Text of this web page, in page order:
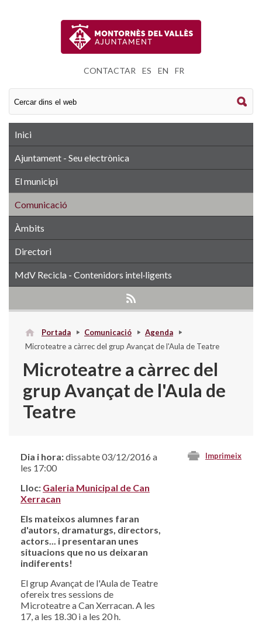
CONTACTAR ES EN FR
Inici
Ajuntament - Seu electrònica
El municipi
Comunicació
Àmbits
Directori
MdV Recicla - Contenidors intel·ligents
Portada Comunicació
Agenda
Microteatre a càrrec del grup Avançat de l'Aula de Teatre
Microteatre a càrrec del
grup Avançat de l'Aula de
Teatre
Imprimeix
Dia i hora:dissabte 03/12/2016 a
les 17:00
Lloc: Galeria Municipal de Can
Xerracan
Els mateixos alumnes faran
d'autors, dramaturgs, directors,
actors... i presentaran unes
situacions que no us deixaran
indiferents!
El grup Avançat de l'Aula de Teatre
ofereix tres sessions de
Microteatre a Can Xerracan. A les
17, a les 18.30 i a les 20 h.